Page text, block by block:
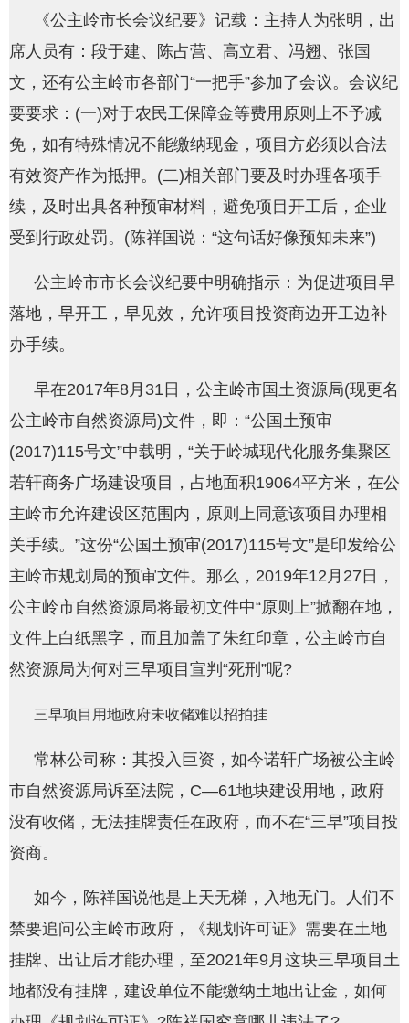
《公主岭市长会议纪要》记载：主持人为张明，出
席人员有：段于建、陈占营、高立君、冯翘、张国
文，还有公主岭市各部门“一把手”参加了会议。会议纪
要要求：(一)对于农民工保障金等费用原则上不予减
免，如有特殊情况不能缴纳现金，项目方必须以合法
有效资产作为抵押。(二)相关部门要及时办理各项手
续，及时出具各种预审材料，避免项目开工后，企业
受到行政处罚。(陈祥国说：“这句话好像预知未来”)
公主岭市市长会议纪要中明确指示：为促进项目早
落地，早开工，早见效，允许项目投资商边开工边补
办手续。
早在2017年8月31日，公主岭市国土资源局(现更名
公主岭市自然资源局)文件，即：“公国土预审
(2017)115号文”中载明，“关于岭城现代化服务集聚区
若轩商务广场建设项目，占地面积19064平方米，在公
主岭市允许建设区范围内，原则上同意该项目办理相
关手续。”这份“公国土预审(2017)115号文”是印发给公
主岭市规划局的预审文件。那么，2019年12月27日，
公主岭市自然资源局将最初文件中“原则上”掀翻在地，
文件上白纸黑字，而且加盖了朱红印章，公主岭市自
然资源局为何对三早项目宣判“死刑”呢?
三早项目用地政府未收储难以招拍挂
常林公司称：其投入巨资，如今诺轩广场被公主岭
市自然资源局诉至法院，C—61地块建设用地，政府
没有收储，无法挂牌责任在政府，而不在“三早”项目投
资商。
如今，陈祥国说他是上天无梯，入地无门。人们不
禁要追问公主岭市政府，《规划许可证》需要在土地
挂牌、出让后才能办理，至2021年9月这块三早项目土
地都没有挂牌，建设单位不能缴纳土地出让金，如何